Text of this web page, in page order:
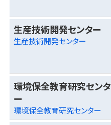
生産技術開発センター
生産技術開発センター
環境保全教育研究センタ
ー
環境保全教育研究センター